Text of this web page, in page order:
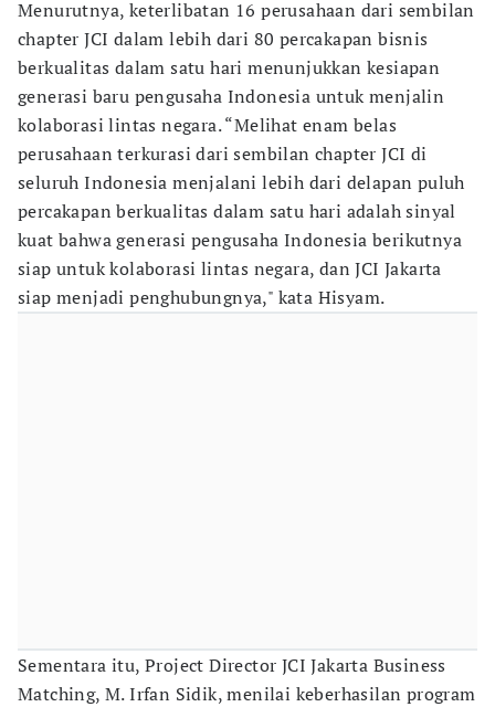
Menurutnya, keterlibatan 16 perusahaan dari sembilan
chapter JCI dalam lebih dari 80 percakapan bisnis
berkualitas dalam satu hari menunjukkan kesiapan
generasi baru pengusaha Indonesia untuk menjalin
kolaborasi lintas negara. “Melihat enam belas
perusahaan terkurasi dari sembilan chapter JCI di
seluruh Indonesia menjalani lebih dari delapan puluh
percakapan berkualitas dalam satu hari adalah sinyal
kuat bahwa generasi pengusaha Indonesia berikutnya
siap untuk kolaborasi lintas negara, dan JCI Jakarta
siap menjadi penghubungnya," kata Hisyam.
Sementara itu, Project Director JCI Jakarta Business
Matching, M. Irfan Sidik, menilai keberhasilan program